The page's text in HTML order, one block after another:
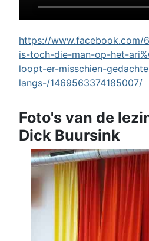
https://www.facebook.com/
is-toch-die-man-op-het-
loopt-er-misschien-
langs-/1469563374185007/
Foto's van de
Dick Buursink